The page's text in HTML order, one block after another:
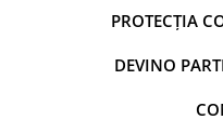
PROTECȚIA
DEVINO